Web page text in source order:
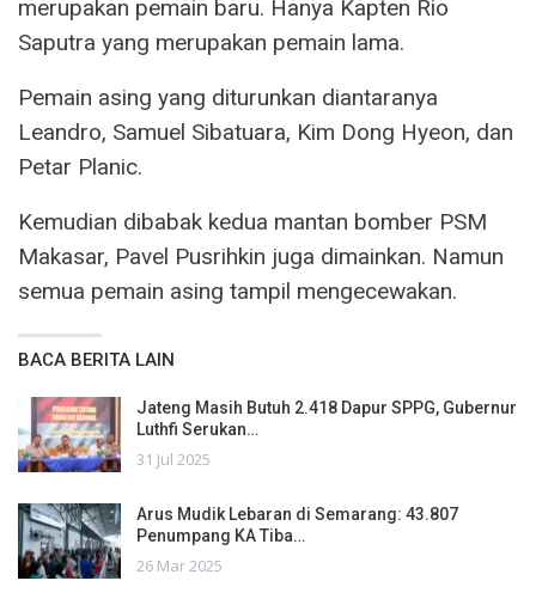
merupakan pemain baru. Hanya Kapten Rio
Saputra yang merupakan pemain lama.
Pemain asing yang diturunkan diantaranya
Leandro, Samuel Sibatuara, Kim Dong Hyeon, dan
Petar Planic.
Kemudian dibabak kedua mantan bomber PSM
Makasar, Pavel Pusrihkin juga dimainkan. Namun
semua pemain asing tampil mengecewakan.
BACA BERITA LAIN
Jateng Masih Butuh 2.418 Dapur SPPG, Gubernur
Luthfi Serukan…
31 Jul 2025
Arus Mudik Lebaran di Semarang: 43.807
Penumpang KA Tiba…
26 Mar 2025